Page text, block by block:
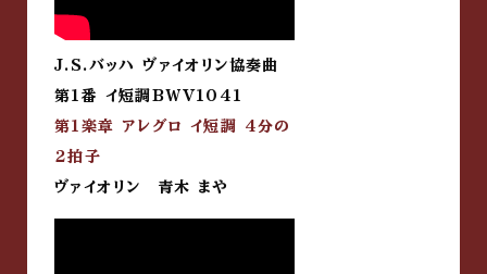
J.S.バッハ ヴァイオリン協奏曲
第1番 イ短調BWV1041
第1楽章 アレグロ イ短調 4分の
2拍子
ヴァイオリン 青木 まや